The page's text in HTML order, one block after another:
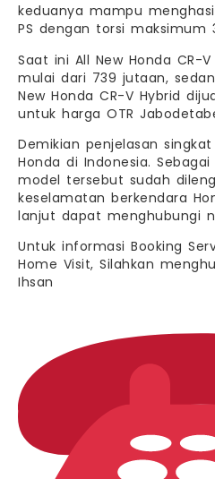
keduanya mampu
PS dengan torsi maksimum
Saat ini All New Honda CR-
mulai dari 739 jutaan,
New Honda CR-V Hybrid
untuk harga OTR
Demikian penjelasan
Honda di Indonesia.
model tersebut sudah
keselamatan berkendara
lanjut dapat menghubungi
Untuk informasi Booking
Home Visit, Silahkan
Ihsan